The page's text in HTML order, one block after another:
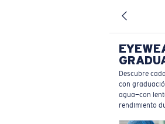
Descubre
con
agua—con
rendimiento